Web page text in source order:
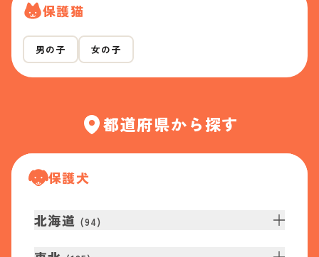
保護猫
男の子 女の子
都道府県から探す
保護犬
北海道 (94)